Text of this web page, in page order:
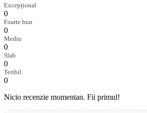
Excepțional
0
Foarte bun
0
Mediu
0
Slab
0
Teribil
0
Nicio recenzie momentan. Fii primul!